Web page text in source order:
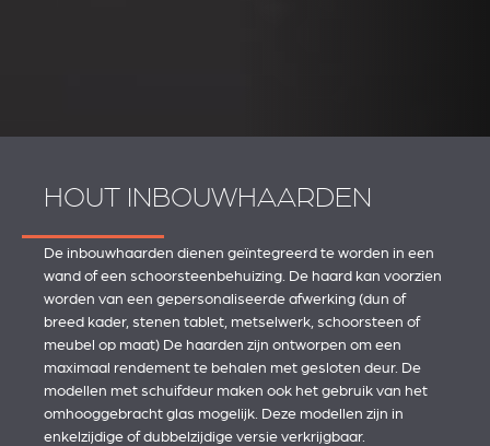
HOUT INBOUWHAARDEN
De inbouwhaarden dienen geïntegreerd te worden in een
wand of een schoorsteenbehuizing. De haard kan voorzien
worden van een gepersonaliseerde afwerking (dun of
breed kader, stenen tablet, metselwerk, schoorsteen of
meubel op maat) De haarden zijn ontworpen om een
maximaal rendement te behalen met gesloten deur. De
modellen met schuifdeur maken ook het gebruik van het
omhooggebracht glas mogelijk. Deze modellen zijn in
enkelzijdige of dubbelzijdige versie verkrijgbaar.